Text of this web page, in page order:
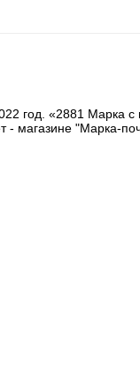
год. «2881 Марка
- магазине "Марка-